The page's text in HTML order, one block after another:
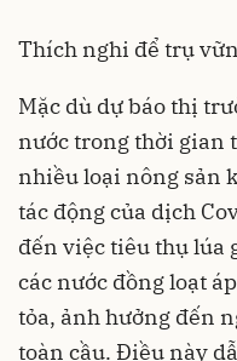
Thích nghi để trụ
Mặc dù dự báo thị
nước trong thời gian
nhiều loại nông sản
tác động của dịch
đến việc tiêu thụ lúa
các nước đồng loạt
tỏa, ảnh hưởng đến
toàn cầu. Điều này